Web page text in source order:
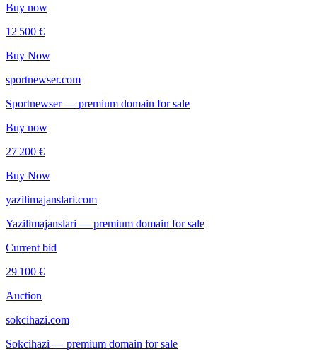
Buy now
12 500 €
Buy Now
sportnewser.com
Sportnewser — premium domain for sale
Buy now
27 200 €
Buy Now
yazilimajanslari.com
Yazilimajanslari — premium domain for sale
Current bid
29 100 €
Auction
sokcihazi.com
Sokcihazi — premium domain for sale